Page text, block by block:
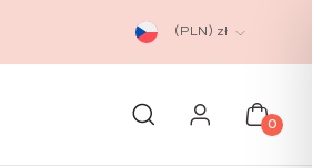
(PLN) zł
0